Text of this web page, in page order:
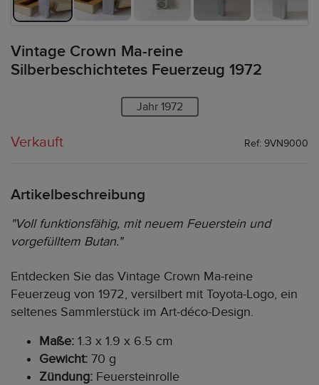
Vintage Crown Ma-reine
Silberbeschichtetes Feuerzeug 1972
Jahr 1972
Verkauft Ref: 9VN9000
Artikelbeschreibung
"Voll funktionsfähig, mit neuem Feuerstein und
vorgefülltem Butan."
Entdecken Sie das Vintage Crown Ma-reine
Feuerzeug von 1972, versilbert mit Toyota-Logo, ein
seltenes Sammlerstück im Art-déco-Design.
Maße: 1.3 x 1.9 x 6.5 cm
Gewicht: 70 g
Zündung: Feuersteinrolle